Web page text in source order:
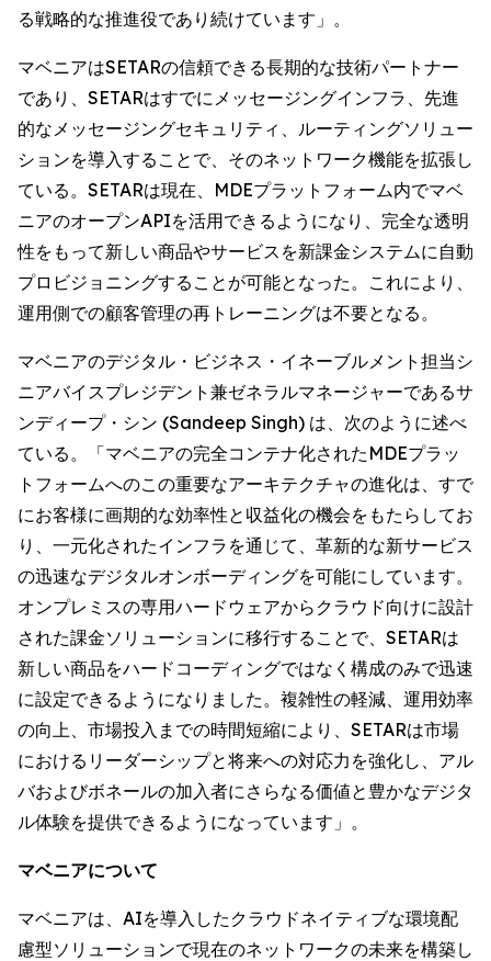
る戦略的な推進役であり続けています」。
マベニアはSETARの信頼できる長期的な技術パートナー
であり、SETARはすでにメッセージングインフラ、先進
的なメッセージングセキュリティ、ルーティングソリュー
ションを導入することで、そのネットワーク機能を拡張し
ている。SETARは現在、MDEプラットフォーム内でマベ
ニアのオープンAPIを活用できるようになり、完全な透明
性をもって新しい商品やサービスを新課金システムに自動
プロビジョニングすることが可能となった。これにより、
運用側での顧客管理の再トレーニングは不要となる。
マベニアのデジタル・ビジネス・イネーブルメント担当シ
ニアバイスプレジデント兼ゼネラルマネージャーであるサ
ンディープ・シン (Sandeep Singh) は、次のように述べ
ている。「マベニアの完全コンテナ化されたMDEプラッ
トフォームへのこの重要なアーキテクチャの進化は、すで
にお客様に画期的な効率性と収益化の機会をもたらしてお
り、一元化されたインフラを通じて、革新的な新サービス
の迅速なデジタルオンボーディングを可能にしています。
オンプレミスの専用ハードウェアからクラウド向けに設計
された課金ソリューションに移行することで、SETARは
新しい商品をハードコーディングではなく構成のみで迅速
に設定できるようになりました。複雑性の軽減、運用効率
の向上、市場投入までの時間短縮により、SETARは市場
におけるリーダーシップと将来への対応力を強化し、アル
バおよびボネールの加入者にさらなる価値と豊かなデジタ
ル体験を提供できるようになっています」。
マベニアについて
マベニアは、AIを導入したクラウドネイティブな環境配
慮型ソリューションで現在のネットワークの未来を構築し